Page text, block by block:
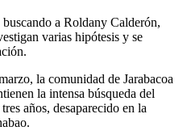
a Roldany Calderón,
varias hipótesis y se
la comunidad de Jarabacoa
la intensa búsqueda del
tres años, desaparecido en la